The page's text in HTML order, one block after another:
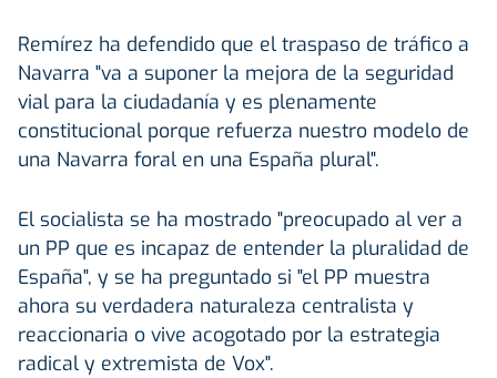
Remírez ha defendido que el traspaso de tráfico a
Navarra "va a suponer la mejora de la seguridad
vial para la ciudadanía y es plenamente
constitucional porque refuerza nuestro modelo de
una Navarra foral en una España plural".
El socialista se ha mostrado "preocupado al ver a
un PP que es incapaz de entender la pluralidad de
España", y se ha preguntado si "el PP muestra
ahora su verdadera naturaleza centralista y
reaccionaria o vive acogotado por la estrategia
radical y extremista de Vox".